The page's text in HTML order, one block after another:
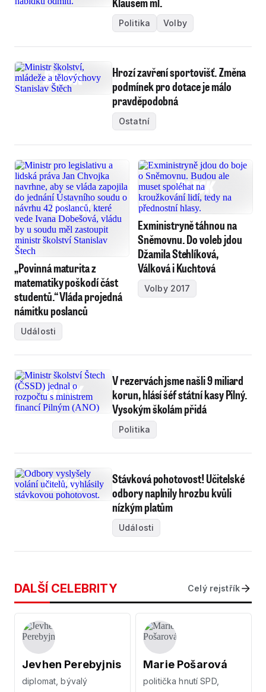
Politika Volby
Hrozí zavření sportovišť. Změna
podmínek pro dotace je málo
pravděpodobná
Ostatní
„Povinná maturita z
matematiky poškodí část
studentů.“ Vláda projedná
námitku poslanců
Události
Exministryně táhnou na
Sněmovnu. Do voleb jdou
Džamila Stehlíková,
Válková i Kuchtová
Volby 2017
V rezervách jsme našli 9 miliard
korun, hlásí šéf státní kasy Pilný.
Vysokým školám přidá
Politika
Stávková pohotovost! Učitelské
odbory naplnily hrozbu kvůli
nízkým platům
Události
DALŠÍ CELEBRITY Celý rejstřík
Jevhen Perebyjnis
diplomat, bývalý
Marie Pošarová
politička hnutí SPD,